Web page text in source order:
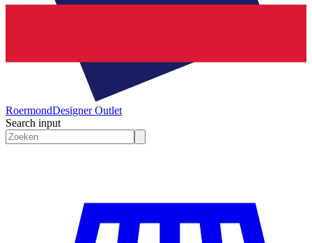
RoermondDesigner Outlet
Search input